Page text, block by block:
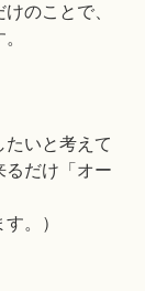
のことで、
たいと考えて
るだけ「オー
。）